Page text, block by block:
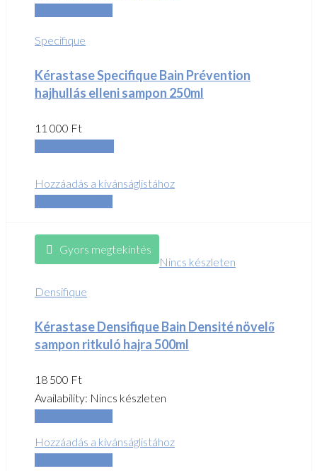
Specifique
Kérastase Specifique Bain Prévention
hajhullás elleni sampon 250ml
11 000 Ft
Hozzáadás a kívánságlistához
Gyors megtekintés
Nincs készleten
Densifique
Kérastase Densifique Bain Densité növelő
sampon ritkuló hajra 500ml
18 500 Ft
Availability: Nincs készleten
Hozzáadás a kívánságlistához